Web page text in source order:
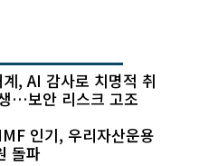
, AI 감사로 치명적 취
…보안 리스크 고조
인기, 우리자산운용
돌파